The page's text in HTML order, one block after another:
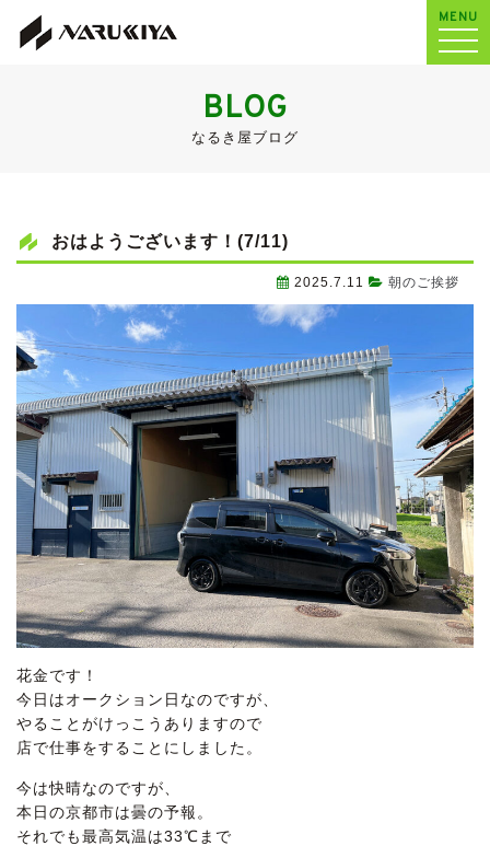
MENU
BLOG
なるき屋ブログ
おはようございます！(7/11)
2025.7.11 朝のご挨拶
花金です！
今日はオークション日なのですが、
やることがけっこうありますので
店で仕事をすることにしました。
今は快晴なのですが、
本日の京都市は曇の予報。
それでも最高気温は33℃まで